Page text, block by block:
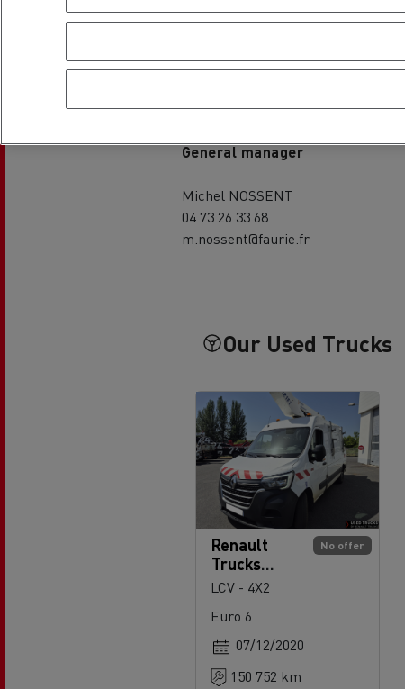
Pühapäev
-
General manager
Michel NOSSENT
04 73 26 33 68
m.nossent@faurie.fr
Our Used Trucks
No offer
Renault
Trucks
Master
LCV - 4X2
Euro 6
07/12/2020
150 752 km